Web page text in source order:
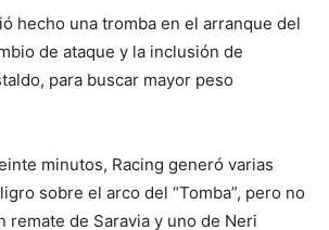
hecho una tromba en el arranque del
de ataque y la inclusión de
para buscar mayor peso
minutos, Racing generó varias
sobre el arco del “Tomba”, pero no
remate de Saravia y uno de Neri